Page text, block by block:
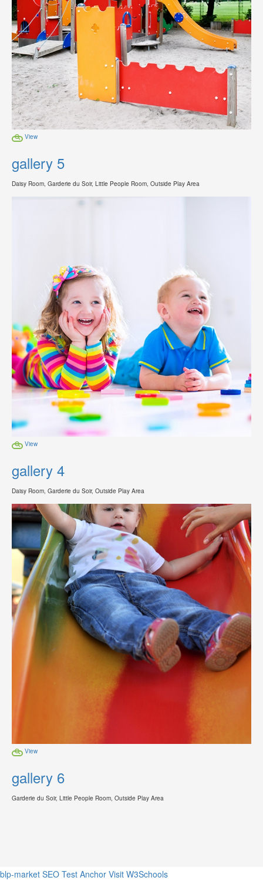
View
gallery 5
Daisy Room, Garderie du Soir, Little People Room, Outside Play Area
View
gallery 4
Daisy Room, Garderie du Soir, Outside Play Area
View
gallery 6
Garderie du Soir, Little People Room, Outside Play Area
blp-market SEO Test Anchor Visit W3Schools